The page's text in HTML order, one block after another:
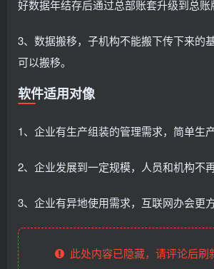
好数据年结存后通过总部账套升级到总账
3、数据搬移，子机构不能搬下传下来的
可以搬移。
软件适用对像
1、企业有生产组装的管理需求，简单生
2、企业发展到一定规模，人员和机构不再
3、企业有异地使用需求，互联网办会更方
此处内容已隐藏，请评论后刷